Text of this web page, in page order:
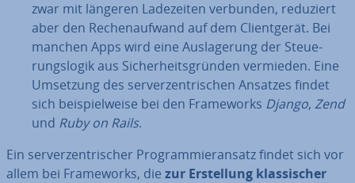
zwar mit längeren La­de­zei­ten verbunden, reduziert
aber den Re­chen­auf­wand auf dem Cli­ent­ge­rät. Bei
manchen Apps wird eine Aus­la­ge­rung der Steue­
rungs­lo­gik aus Si­cher­heits­grün­den vermieden. Eine
Umsetzung des ser­ver­zen­tri­schen Ansatzes findet
sich bei­spiel­wei­se bei den Frame­works Django, Zend
und Ruby on Rails.
Ein ser­ver­zen­tri­scher Pro­gram­mier­an­satz findet sich vor
allem bei Frame­works, die zur Er­stel­lung klas­si­scher